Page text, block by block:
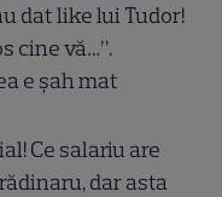
dat like lui Tudor!
cine vă…”.
e șah mat
Ce salariu are
dar asta